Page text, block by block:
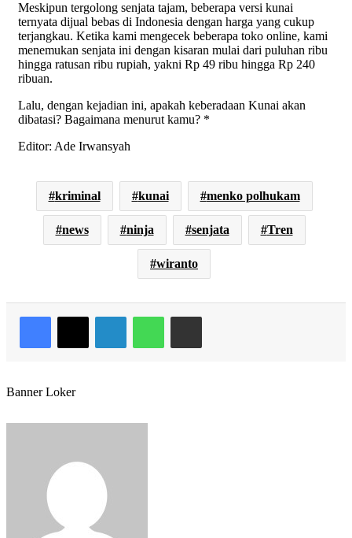
Meskipun tergolong senjata tajam, beberapa versi kunai
ternyata dijual bebas di Indonesia dengan harga yang cukup
terjangkau. Ketika kami mengecek beberapa toko online, kami
menemukan senjata ini dengan kisaran mulai dari puluhan ribu
hingga ratusan ribu rupiah, yakni Rp 49 ribu hingga Rp 240
ribuan.
Lalu, dengan kejadian ini, apakah keberadaan Kunai akan
dibatasi? Bagaimana menurut kamu? *
Editor: Ade Irwansyah
kriminal kunai menko polhukam
news ninja senjata Tren
wiranto
Facebook
X LinkedInWhatsAppShare via Email
Banner Loker